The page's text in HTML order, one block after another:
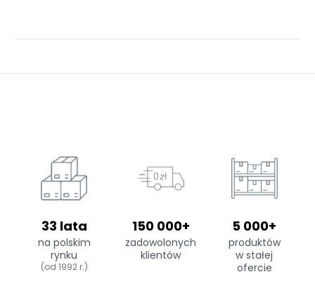
33 lata
na polskim
rynku
(od 1992 r.)
150 000+
zadowolonych
klientów
5 000+
produktów
w stałej
ofercie